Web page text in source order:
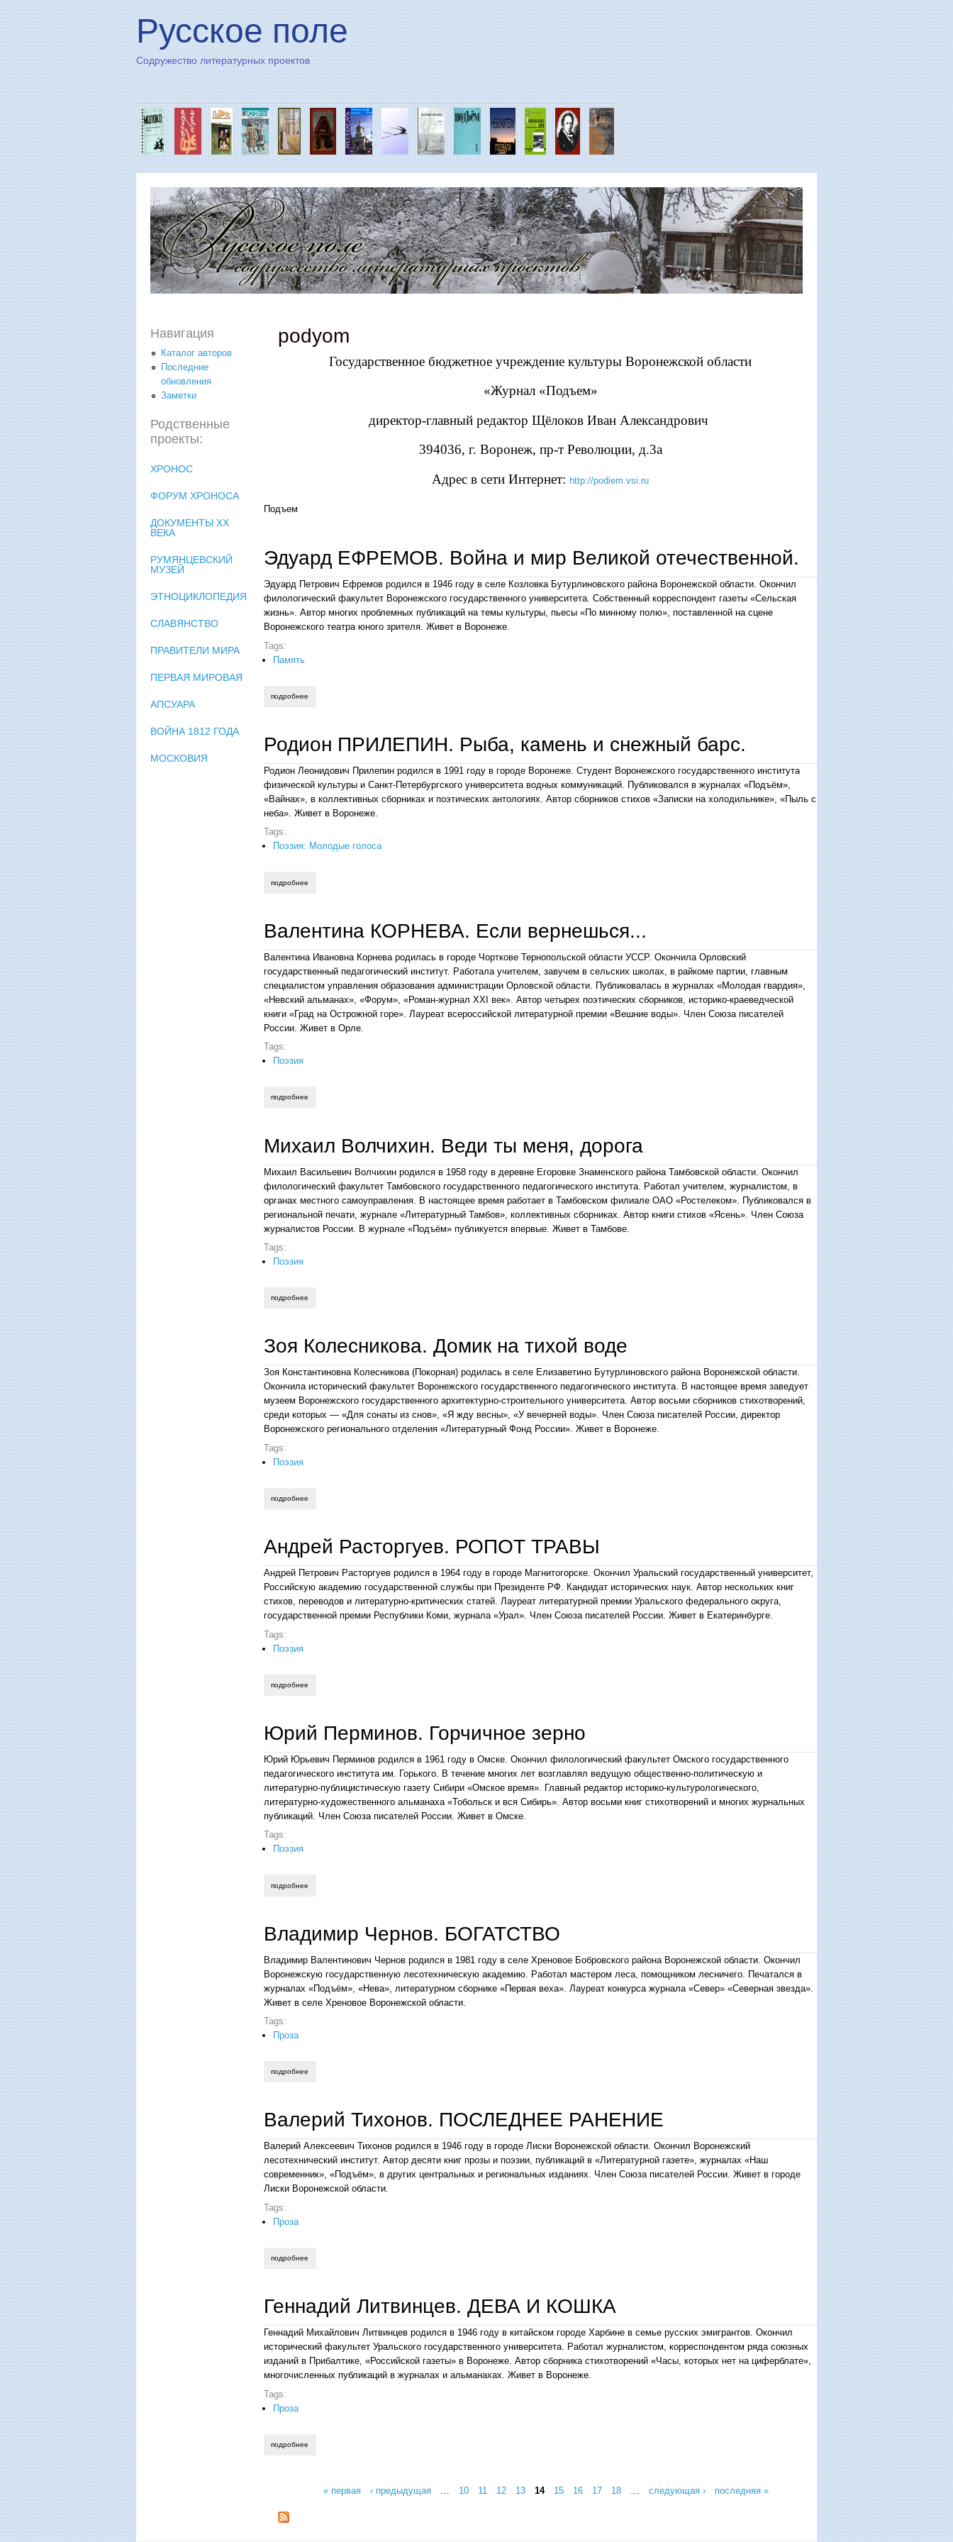
Русское поле
Содружество литературных проектов
podyom
Государственное бюджетное учреждение культуры Воронежской области
«Журнал «Подъем»
директор-главный редактор Щёлоков Иван Александрович
394036, г. Воронеж, пр-т Революции, д.3а
Адрес в сети Интернет: http://podiem.vsi.ru
Подъем
Эдуард ЕФРЕМОВ. Война и мир Великой отечественной.
Эдуард Петрович Ефремов родился в 1946 году в селе Козловка Бутурлиновского района Воронежской области. Окончил
филологический факультет Воронежского государственного университета. Собственный корреспондент газеты «Сельская
жизнь». Автор многих проблемных публикаций на темы культуры, пьесы «По минному полю», поставленной на сцене
Воронежского театра юного зрителя. Живет в Воронеже.
Tags:
Память
подробнее
Родион ПРИЛЕПИН. Рыба, камень и снежный барс.
Родион Леонидович Прилепин родился в 1991 году в городе Воронеже. Студент Воронежского государственного института
физической культуры и Санкт-Петербургского университета водных коммуникаций. Публиковался в журналах «Подъём»,
«Вайнах», в коллективных сборниках и поэтических антологиях. Автор сборников стихов «Записки на холодильнике», «Пыль с
неба». Живет в Воронеже.
Tags:
Поэзия: Молодые голоса
подробнее
Валентина КОРНЕВА. Если вернешься...
Валентина Ивановна Корнева родилась в городе Чорткове Тернопольской области УССР. Окончила Орловский
государственный педагогический институт. Работала учителем, завучем в сельских школах, в райкоме партии, главным
специалистом управления образования администрации Орловской области. Публиковалась в журналах «Молодая гвардия»,
«Невский альманах», «Форум», «Роман-журнал ХХI век». Автор четырех поэтических сборников, историко-краеведческой
книги «Град на Острожной горе». Лауреат всероссийской литературной премии «Вешние воды». Член Союза писателей
России. Живет в Орле.
Tags:
Поэзия
подробнее
Михаил Волчихин. Веди ты меня, дорога
Михаил Васильевич Волчихин родился в 1958 году в деревне Егоровке Знаменского района Тамбовской области. Окончил
филологический факультет Тамбовского государственного педагогического института. Работал учителем, журналистом, в
органах местного самоуправления. В настоящее время работает в Тамбовском филиале ОАО «Ростелеком». Публиковался в
региональной печати, журнале «Литературный Тамбов», коллективных сборниках. Автор книги стихов «Ясень». Член Союза
журналистов России. В журнале «Подъём» публикуется впервые. Живет в Тамбове.
Tags:
Поэзия
подробнее
Зоя Колесникова. Домик на тихой воде
Зоя Константиновна Колесникова (Покорная) родилась в селе Елизаветино Бутурлиновского района Воронежской области.
Окончила исторический факультет Воронежского государственного педагогического института. В настоящее время заведует
музеем Воронежского государственного архитектурно-строительного университета. Автор восьми сборников стихотворений,
среди которых — «Для сонаты из снов», «Я жду весны», «У вечерней воды». Член Союза писателей России, директор
Воронежского регионального отделения «Литературный Фонд России». Живет в Воронеже.
Tags:
Поэзия
подробнее
Андрей Расторгуев. РОПОТ ТРАВЫ
Андрей Петрович Расторгуев родился в 1964 году в городе Магнитогорске. Окончил Уральский государственный университет,
Российскую академию государственной службы при Президенте РФ. Кандидат исторических наук. Автор нескольких книг
стихов, переводов и литературно-критических статей. Лауреат литературной премии Уральского федерального округа,
государственной премии Республики Коми, журнала «Урал». Член Союза писателей России. Живет в Екатеринбурге.
Tags:
Поэзия
подробнее
Юрий Перминов. Горчичное зерно
Юрий Юрьевич Перминов родился в 1961 году в Омске. Окончил филологический факультет Омского государственного
педагогического института им. Горького. В течение многих лет возглавлял ведущую общественно-политическую и
литературно-публицистическую газету Сибири «Омское время». Главный редактор историко-культурологического,
литературно-художественного альманаха «Тобольск и вся Сибирь». Автор восьми книг стихотворений и многих журнальных
публикаций. Член Союза писателей России. Живет в Омске.
Tags:
Поэзия
подробнее
Владимир Чернов. БОГАТСТВО
Владимир Валентинович Чернов родился в 1981 году в селе Хреновое Бобровского района Воронежской области. Окончил
Воронежскую государственную лесотехническую академию. Работал мастером леса, помощником лесничего. Печатался в
журналах «Подъём», «Нева», литературном сборнике «Первая веха». Лауреат конкурса журнала «Север» «Северная звезда».
Живет в селе Хреновое Воронежской области.
Tags:
Проза
подробнее
Валерий Тихонов. ПОСЛЕДНЕЕ РАНЕНИЕ
Валерий Алексеевич Тихонов родился в 1946 году в городе Лиски Воронежской области. Окончил Воронежский
лесотехнический институт. Автор десяти книг прозы и поэзии, публикаций в «Литературной газете», журналах «Наш
современник», «Подъём», в других центральных и региональных изданиях. Член Союза писателей России. Живет в городе
Лиски Воронежской области.
Tags:
Проза
подробнее
Геннадий Литвинцев. ДЕВА И КОШКА
Геннадий Михайлович Литвинцев родился в 1946 году в китайском городе Харбине в семье русских эмигрантов. Окончил
исторический факультет Уральского государственного университета. Работал журналистом, корреспондентом ряда союзных
изданий в Прибалтике, «Российской газеты» в Воронеже. Автор сборника стихотворений «Часы, которых нет на циферблате»,
многочисленных публикаций в журналах и альманахах. Живет в Воронеже.
Tags:
Проза
подробнее
Страницы
« первая ‹ предыдущая 10 11 12 13 14 15 16 17 18 следующая › последняя »
Навигация
Каталог авторов
Последние
обновления
Заметки
Родственные
проекты:
ХРОНОС
ФОРУМ ХРОНОСА
ДОКУМЕНТЫ XX
ВЕКА
РУМЯНЦЕВСКИЙ
МУЗЕЙ
ЭТНОЦИКЛОПЕДИЯ
СЛАВЯНСТВО
ПРАВИТЕЛИ МИРА
ПЕРВАЯ МИРОВАЯ
АПСУАРА
ВОЙНА 1812 ГОДА
МОСКОВИЯ